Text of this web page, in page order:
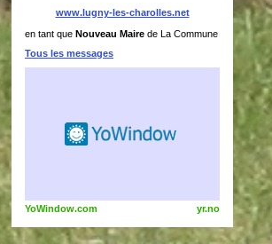
www.lugny-les-charolles.net
en tant que Nouveau Maire de La Commune
Tous les messages
YoWindow.com yr.no